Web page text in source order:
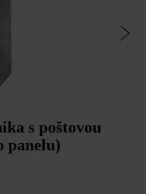
s poštovou
panelu)